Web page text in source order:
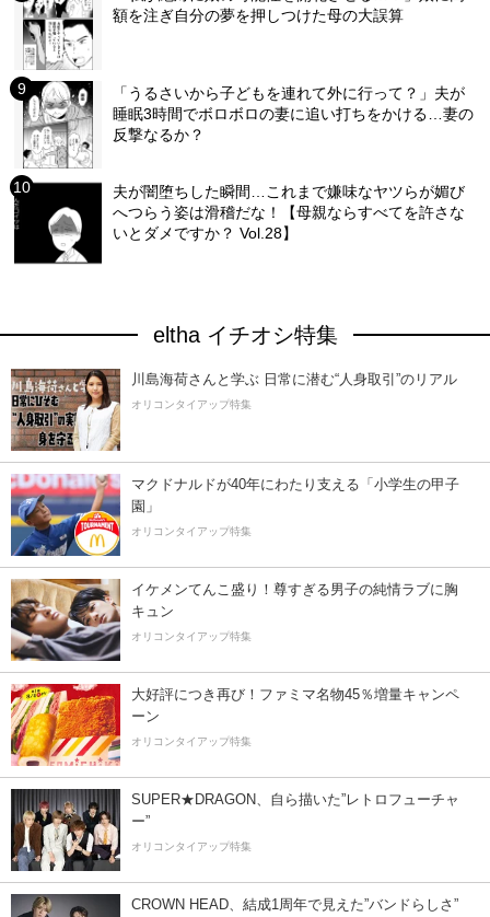
額を注ぎ自分の夢を押しつけた母の大誤算
「うるさいから子どもを連れて外に行って？」夫が
睡眠3時間でボロボロの妻に追い打ちをかける…妻の
反撃なるか？
夫が闇堕ちした瞬間…これまで嫌味なヤツらが媚び
へつらう姿は滑稽だな！【母親ならすべてを許さな
いとダメですか？ Vol.28】
eltha イチオシ特集
川島海荷さんと学ぶ 日常に潜む“人身取引”のリアル
オリコンタイアップ特集
マクドナルドが40年にわたり支える「小学生の甲子
園」
オリコンタイアップ特集
イケメンてんこ盛り！尊すぎる男子の純情ラブに胸
キュン
オリコンタイアップ特集
大好評につき再び！ファミマ名物45％増量キャンペ
ーン
オリコンタイアップ特集
SUPER★DRAGON、自ら描いた”レトロフューチャ
ー”
オリコンタイアップ特集
CROWN HEAD、結成1周年で見えた”バンドらしさ”